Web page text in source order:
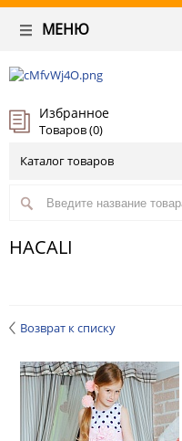
МЕНЮ
Избранное
Товаров (0)
Каталог товаров
HACALI
Возврат к списку